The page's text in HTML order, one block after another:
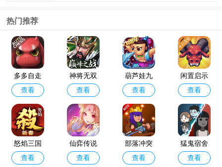
热门推荐
多多自走
棋官方版
查看
神将无双
最新版
查看
葫芦娃九
游版
查看
闲置启示
录手游
查看
怒焰三国
杀oppo版
查看
仙弈传说
手游taptap
查看
部落冲突
破解版202
查看
猛鬼宿舍
最新版破
查看